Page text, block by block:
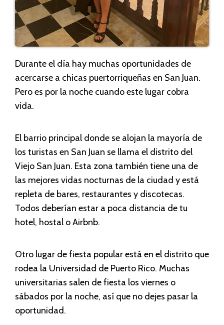
Durante el día hay muchas oportunidades de
acercarse a chicas puertorriqueñas en San Juan.
Pero es por la noche cuando este lugar cobra
vida.
El barrio principal donde se alojan la mayoría de
los turistas en San Juan se llama el distrito del
Viejo San Juan. Esta zona también tiene una de
las mejores vidas nocturnas de la ciudad y está
repleta de bares, restaurantes y discotecas.
Todos deberían estar a poca distancia de tu
hotel, hostal o Airbnb.
Otro lugar de fiesta popular está en el distrito que
rodea la Universidad de Puerto Rico. Muchas
universitarias salen de fiesta los viernes o
sábados por la noche, así que no dejes pasar la
oportunidad.